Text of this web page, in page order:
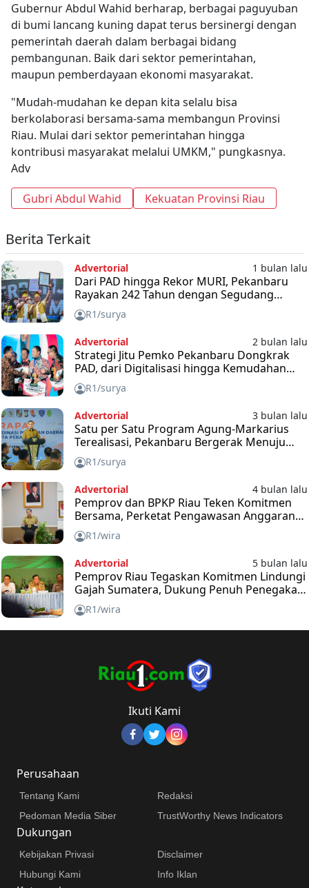
Gubernur Abdul Wahid berharap, berbagai paguyuban
di bumi lancang kuning dapat terus bersinergi dengan
pemerintah daerah dalam berbagai bidang
pembangunan. Baik dari sektor pemerintahan,
maupun pemberdayaan ekonomi masyarakat.
"Mudah-mudahan ke depan kita selalu bisa
berkolaborasi bersama-sama membangun Provinsi
Riau. Mulai dari sektor pemerintahan hingga
kontribusi masyarakat melalui UMKM," pungkasnya.
Adv
Gubri Abdul Wahid
Kekuatan Provinsi Riau
Berita Terkait
Advertorial 1 bulan lalu
Dari PAD hingga Rekor MURI, Pekanbaru
Rayakan 242 Tahun dengan Segudang
Capaian
R1/surya
Advertorial 2 bulan lalu
Strategi Jitu Pemko Pekanbaru Dongkrak
PAD, dari Digitalisasi hingga Kemudahan
Pajak
R1/surya
Advertorial 3 bulan lalu
Satu per Satu Program Agung-Markarius
Terealisasi, Pekanbaru Bergerak Menuju
Kota Maju dan Berkelanjutan
R1/surya
Advertorial 4 bulan lalu
Pemprov dan BPKP Riau Teken Komitmen
Bersama, Perketat Pengawasan Anggaran
2026R1/wira
Advertorial 5 bulan lalu
Pemprov Riau Tegaskan Komitmen Lindungi
Gajah Sumatera, Dukung Penuh Penegakan
Hukum
R1/wira
Ikuti Kami
Perusahaan
Tentang Kami
Redaksi
Pedoman Media Siber
TrustWorthy News Indicators
Dukungan
Kebijakan Privasi
Disclaimer
Hubungi Kami
Info Iklan